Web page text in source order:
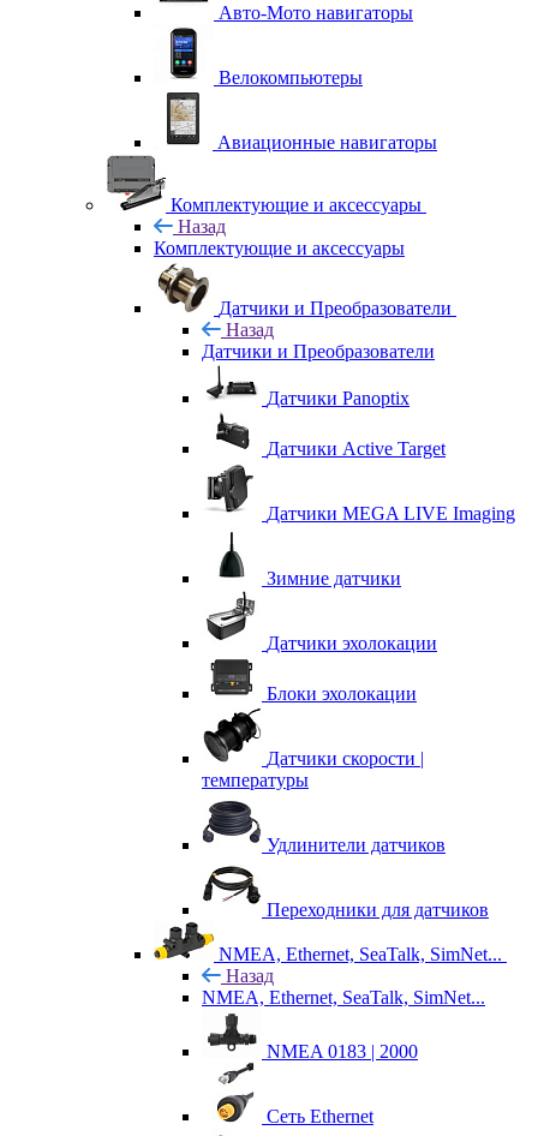
Авто-Мото навигаторы
Велокомпьютеры
Авиационные навигаторы
Комплектующие и аксессуары
Назад
Комплектующие и аксессуары
Датчики и Преобразователи
Назад
Датчики и Преобразователи
Датчики Panoptix
Датчики Active Target
Датчики MEGA LIVE Imaging
Зимние датчики
Датчики эхолокации
Блоки эхолокации
Датчики скорости |
температуры
Удлинители датчиков
Переходники для датчиков
NMEA, Ethernet, SeaTalk, SimNet...
Назад
NMEA, Ethernet, SeaTalk, SimNet...
NMEA 0183 | 2000
Сеть Ethernet